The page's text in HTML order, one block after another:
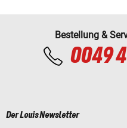
Bestellung &
0049
Der Louis Newsletter